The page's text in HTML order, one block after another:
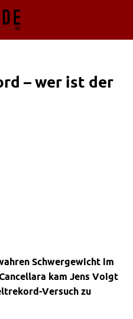
– wer ist der
Schwergewicht im
kam Jens Voigt
Versuch zu